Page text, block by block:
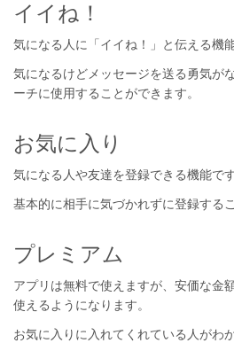
イイね！
気になる人に「イイね！」と伝える機能
気になるけどメッセージを送る勇気が
ーチに使用することができます。
お気に入り
気になる人や友達を登録できる機能です
基本的に相手に気づかれずに登録する
プレミアム
アプリは無料で使えますが、安価な金
使えるようになります。
お気に入りに入れてくれている人がわ